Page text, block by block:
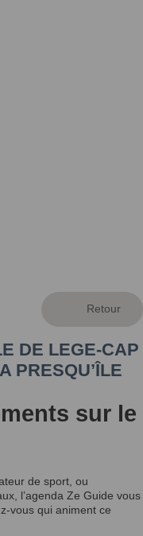
DE LEGE-CAP
PRESQU’ÎLE
sur le
de sport, ou
l’agenda Ze Guide vous
vous qui animent ce